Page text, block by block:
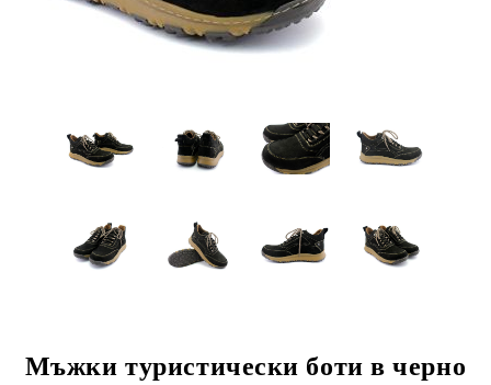
Мъжки туристически боти в черно